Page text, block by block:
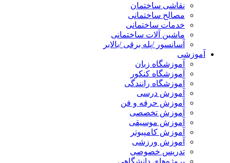
نقاشی ساختمان
مصالح ساختمانی
خدمات ساختمانی
ماشین آلات ساختمانی
آسانسور /پله برقی /بالابر
آموزشی
آموزشگاه زبان
آموزشگاه کنکور
آموزشگاه رانندگی
آموزش درسی
آموزش حرفه و فن
آموزش تخصصی
آموزش موسیقی
آموزش کامپیوتر
آموزش ورزشی
تدریس خصوصی